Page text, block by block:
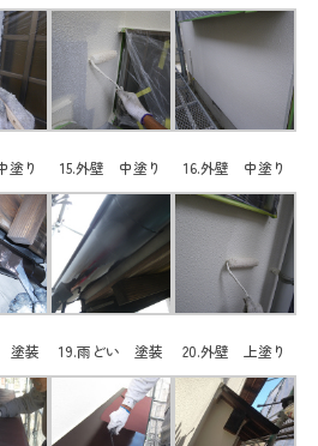
塗り 15.外壁 中塗り 16.外壁 中塗り
塗装 19.雨どい 塗装 20.外壁 上塗り